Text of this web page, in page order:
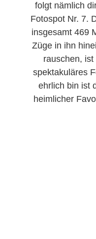
folgt nämlich
Fotospot Nr. 7.
insgesamt 469
Züge in ihn
rauschen,
spektakuläres
ehrlich bin ist
heimlicher